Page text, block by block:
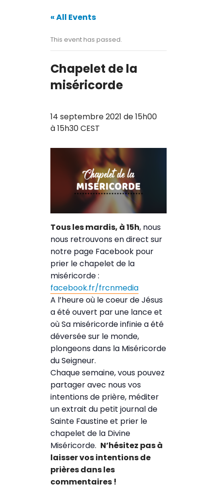
Contact
« All Events
This event has passed.
Chapelet de la
miséricorde
14 septembre 2021 de 15h00
à15h30CEST
Tous les mardis, à 15h, nous
nous retrouvons en direct sur
notre page Facebook pour
prier le chapelet de la
miséricorde :
facebook.fr/frcnmedia
A l’heure où le coeur de Jésus
a été ouvert par une lance et
où Sa miséricorde infinie a été
déversée sur le monde,
plongeons dans la Miséricorde
du Seigneur.
Chaque semaine, vous pouvez
partager avec nous vos
intentions de prière, méditer
un extrait du petit journal de
Sainte Faustine et prier le
chapelet de la Divine
Miséricorde. N’hésitez pas à
laisser vos intentions de
prières dans les
commentaires !